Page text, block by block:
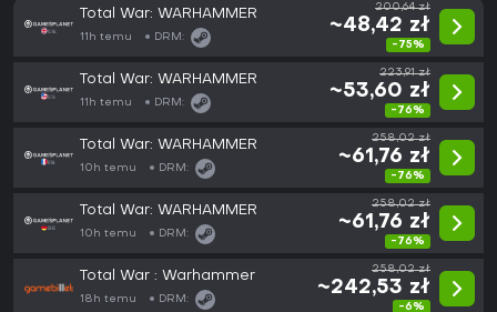
Total War: WARHAMMER
11h temu DRM:
200,64 zł
~48,42 zł
-75%
Total War: WARHAMMER
11h temu DRM:
223,91 zł
~53,60 zł
-76%
Total War: WARHAMMER
10h temu DRM:
258,02 zł
~61,76 zł
-76%
Total War: WARHAMMER
10h temu DRM:
258,02 zł
~61,76 zł
-76%
Total War : Warhammer
18h temu DRM:
258,02 zł
~242,53 zł
-6%